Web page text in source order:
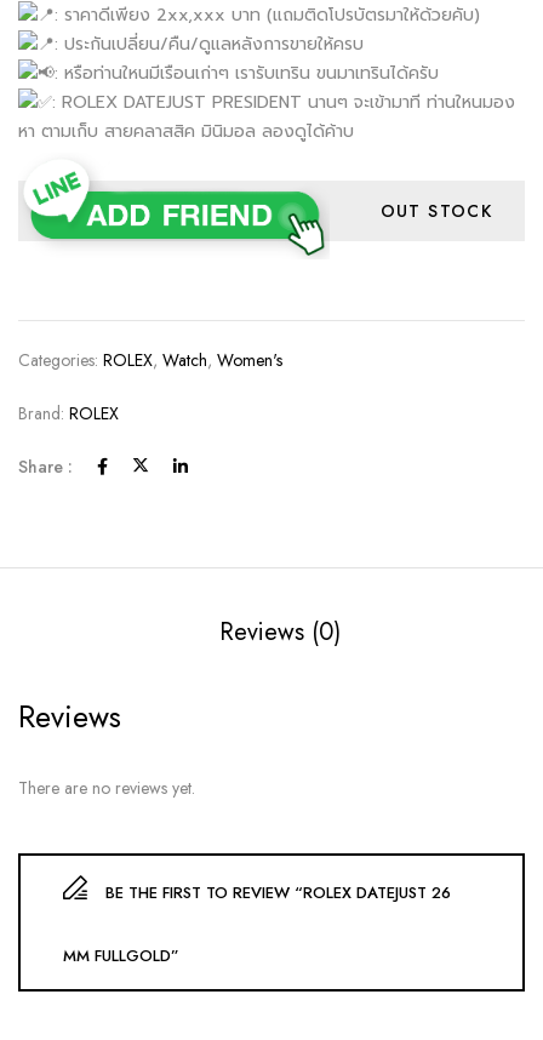
: ราคาดีเพียง 2xx,xxx บาท (แถมติดโปรบัตรมาให้ด้วยคับ)
: ประกันเปลี่ยน/คืน/ดูแลหลังการขายให้ครบ
: หรือท่านใหนมีเรือนเก่าๆ เรารับเทริน ขนมาเทรินได้ครับ
: ROLEX DATEJUST PRESIDENT นานๆ จะเข้ามาที ท่านใหนมอง
หา ตามเก็บ สายคลาสสิค มินิมอล ลองดูได้ค้าบ
OUT STOCK
Categories: ROLEX, Watch, Women's
Brand: ROLEX
Share :
Reviews (0)
Reviews
There are no reviews yet.
BE THE FIRST TO REVIEW “ROLEX DATEJUST 26
MM FULLGOLD”